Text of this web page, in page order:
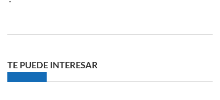
-
TE PUEDE INTERESAR